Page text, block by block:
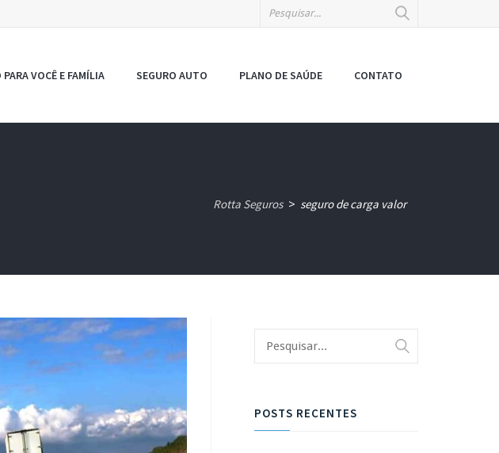
PARA VOCÊ E FAMÍLIA SEGURO AUTO PLANO DE SAÚDE CONTATO
Rotta Seguros > seguro de carga valor
POSTS RECENTES